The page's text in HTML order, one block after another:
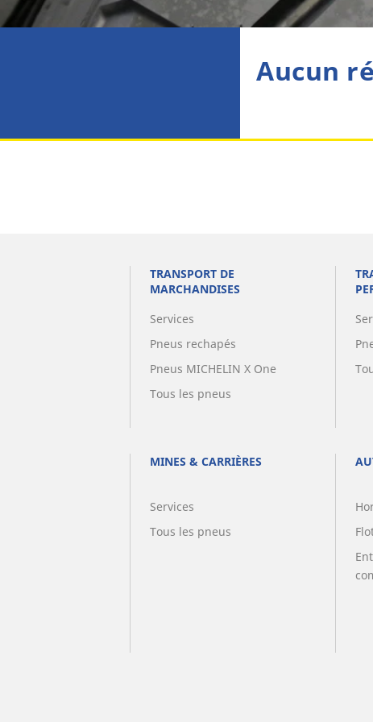
Aucun
TRANSPORT DE
MARCHANDISES
Services
Pneus rechapés
Pneus MICHELIN X One
Tous les pneus
MINES & CARRIÈRES
Services
Tous les pneus